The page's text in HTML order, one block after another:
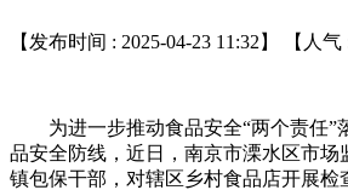
【发布时间 : 2025-04-23 11:32】 【人气
为进一步推动食品安全“两个责任”
品安全防线，近日，南京市溧水区市场
镇包保干部，对辖区乡村食品店开展检